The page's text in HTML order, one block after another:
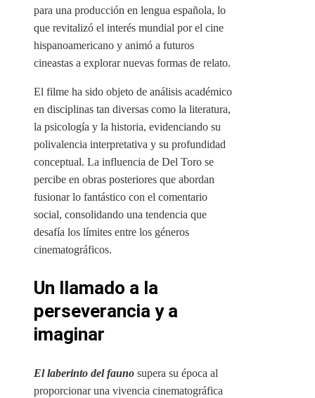
para una producción en lengua española, lo
que revitalizó el interés mundial por el cine
hispanoamericano y animó a futuros
cineastas a explorar nuevas formas de relato.
El filme ha sido objeto de análisis académico
en disciplinas tan diversas como la literatura,
la psicología y la historia, evidenciando su
polivalencia interpretativa y su profundidad
conceptual. La influencia de Del Toro se
percibe en obras posteriores que abordan
fusionar lo fantástico con el comentario
social, consolidando una tendencia que
desafía los límites entre los géneros
cinematográficos.
Un llamado a la
perseverancia y a
imaginar
El laberinto del fauno supera su época al
proporcionar una vivencia cinematográfica